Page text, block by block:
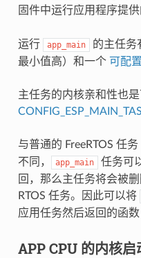
固件中运行应用程序提
运行 app_main
的主任务
最小值高）和一个 可配
主任务的内核亲和性也
与普通的 FreeRTOS 任
不同，
app_main 任务可
回，那么主任务将会被
RTOS 任务。因此可以将
应用任务然后返回的函
APP CPU 的内核启